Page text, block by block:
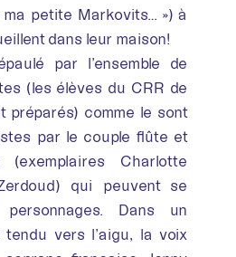
petite Markovits… ») à
dans leur maison!
par l’ensemble de
(les élèves du CRR de
préparés) comme le sont
par le couple flûte et
Charlotte
qui peuvent se
Dans un
vers l’aigu, la voix